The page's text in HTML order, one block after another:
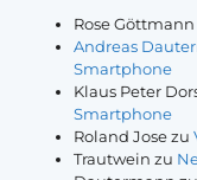
Rose Göttmann
Andreas
Smartphone
Klaus Peter
Smartphone
Roland Josezu
Trautwein zu